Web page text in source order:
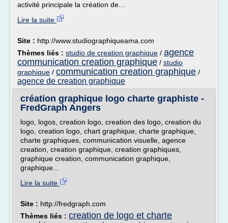
activité principale la création de...
Lire la suite
Site : http://www.studiographiqueama.com
Thèmes liés : studio de creation graphique / agence
communication creation graphique / studio
graphique / communication creation graphique /
agence de creation graphique
création graphique logo charte graphiste -
FredGraph Angers
logo, logos, creation logo, creation des logo, creation du
logo, creation logo, chart graphique, charte graphique,
charte graphiques, communication visuelle, agence
creation, creation graphique, creation graphiques,
graphique creation, communication graphique,
graphique...
Lire la suite
Site : http://fredgraph.com
Thèmes liés : creation de logo et charte